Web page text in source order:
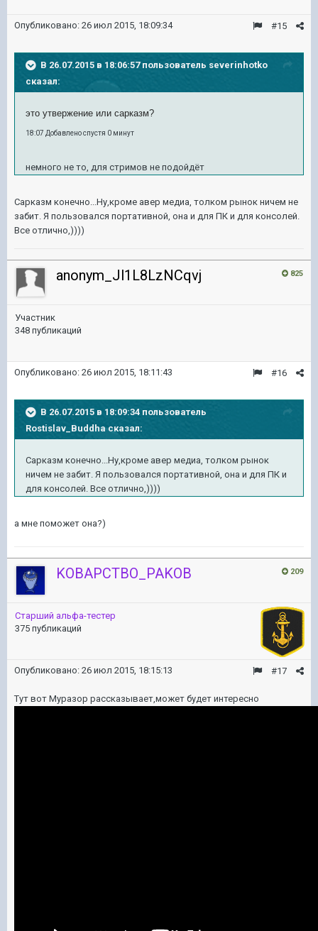
#15
Опубликовано: 26 июл 2015, 18:09:34
В 26.07.2015 в 18:06:57 пользователь severinhotko
сказал:
это утвержение или сарказм?
18:07 Добавлено спустя 0 минут
немного не то, для стримов не подойдёт
Сарказм конечно...Ну,кроме авер медиа, толком рынок ничем не
забит. Я пользовался портативной, она и для ПК и для консолей.
Все отлично,))))
825
anonym_Jl1L8LzNCqvj
Участник
348 публикаций
#16
Опубликовано: 26 июл 2015, 18:11:43
В 26.07.2015 в 18:09:34 пользователь
Rostislav_Buddha сказал:
Сарказм конечно...Ну,кроме авер медиа, толком рынок
ничем не забит. Я пользовался портативной, она и для ПК и
для консолей. Все отлично,))))
а мне поможет она?)
209
KOBAPCTBO_PAKOB
Старший альфа-тестер
375 публикаций
#17
Опубликовано: 26 июл 2015, 18:15:13
Тут вот Муразор рассказывает,может будет интересно